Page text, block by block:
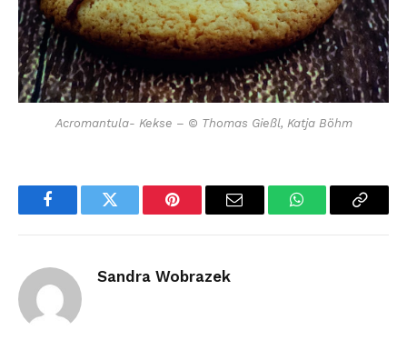
Acromantula- Kekse – © Thomas Gießl, Katja Böhm
FacebookTwitter Pinterest Email WhatsAppCopy
Sandra Wobrazek